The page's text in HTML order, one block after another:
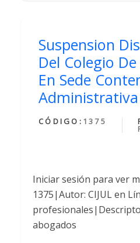
Suspension
Del Colegio
En Sede
Administrativa
CÓDIGO: 1375
Iniciar sesión para ver
1375|Autor: CIJUL en
abogados